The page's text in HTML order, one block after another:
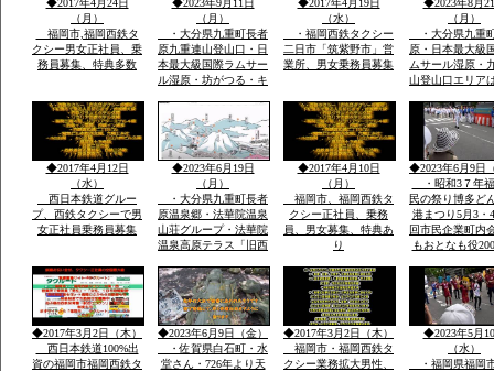
変盛り上がりました
名な坊がつるキ
場
◆2017年4月24日
（月）
福岡市,福岡西鉄タ
クシー男女正社員、乗
務員募集、特典多数
◆2023年9月11日
（月）
・大分県九重町長者
原九重連山登山口・日
本最大級国際ラムサー
ル湿原・坊がつる・キ
リシマ開花。九州最高
所天然温泉・行く帰る
最低5時間前後・また
行きたい法華院温泉山
荘
◆2017年4月19日
（水）
・福岡西鉄タクシー
二日市「筑紫野市」営
業所、男女乗務員募集
◆2023年8月
（月）
・大分県九重
原・日本最大級
ムサール湿原・
山登山口エリア
暮れ雨の滝ルー
ケ池ルート・法
泉山荘の九州最
然温泉・九州最
重連山中岳ルー
◆2017年4月12日
（水）
西日本鉄道グルー
プ、西鉄タクシーで男
女正社員乗務員募集
◆2023年6月19日
（月）
・大分県九重町長者
原温泉郷・法華院温泉
山荘グループ・法華院
温泉高原テラス「旧西
ok・温泉入浴￥５０
０・併設レストラン和
洋食１０００円から２
０００・登山・研修
会・合宿全国実績多数
◆2017年4月10日
（月）
福岡市、福岡西鉄タ
クシー正社員、乗務
員、男女募集、特典あ
り
◆2023年6月9日
・昭和3７年
民の祭り博多ど
港まつり5月3・
回市民企業町内
もおとなも役
出し練り歩きま
に踊り本舞台・
加で運営再開発
バンの街で
◆2017年3月2日（木）
西日本鉄道100%出
資の福岡市福岡西鉄タ
◆2023年6月9日（金）
・佐賀県白石町・水
堂さん・726年より天
◆2017年3月2日（木）
福岡市・福岡西鉄タ
クシー業務拡大男性、
◆2023年5月
（水）
・福岡県福岡